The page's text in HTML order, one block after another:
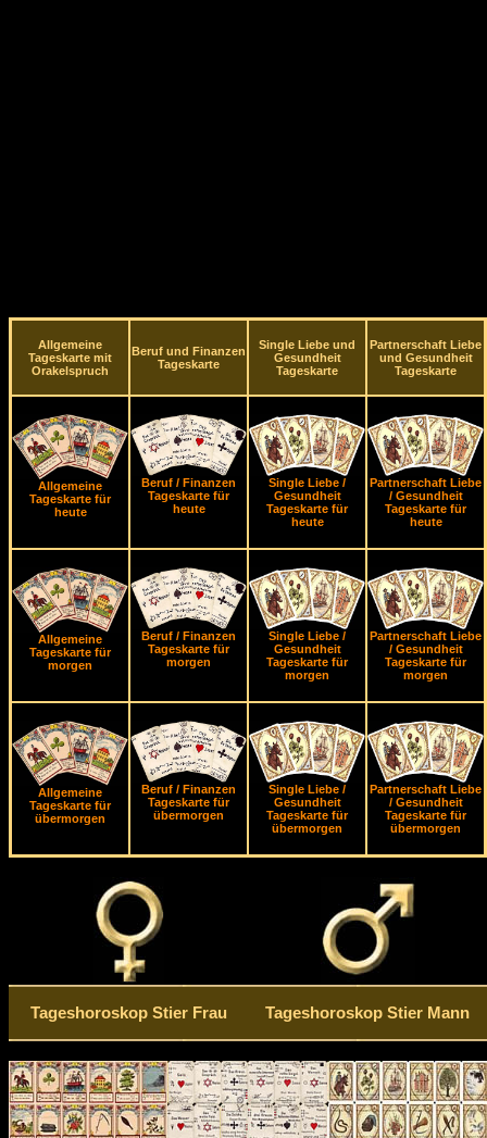
Allgemeine
Tageskarte mit
Orakelspruch
Beruf und Finanzen
Tageskarte
Single Liebe und
Gesundheit
Tageskarte
Partnerschaft Liebe
und Gesundheit
Tageskarte
Allgemeine
Tageskarte für
heute
Beruf / Finanzen
Tageskarte für
heute
Single Liebe /
Gesundheit
Tageskarte für
heute
Partnerschaft Liebe
/ Gesundheit
Tageskarte für
heute
Allgemeine
Tageskarte für
morgen
Beruf / Finanzen
Tageskarte für
morgen
Single Liebe /
Gesundheit
Tageskarte für
morgen
Partnerschaft Liebe
/ Gesundheit
Tageskarte für
morgen
Allgemeine
Tageskarte für
übermorgen
Beruf / Finanzen
Tageskarte für
übermorgen
Single Liebe /
Gesundheit
Tageskarte für
übermorgen
Partnerschaft Liebe
/ Gesundheit
Tageskarte für
übermorgen
Tageshoroskop Stier Frau Tageshoroskop Stier Mann